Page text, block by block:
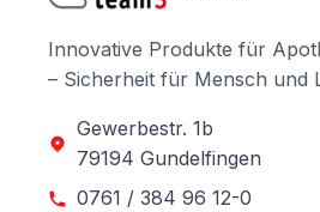
Innovative Produkte für
– Sicherheit für Mensch und
Gewerbestr. 1b
79194 Gundelfingen
0761 / 384 96 12-0